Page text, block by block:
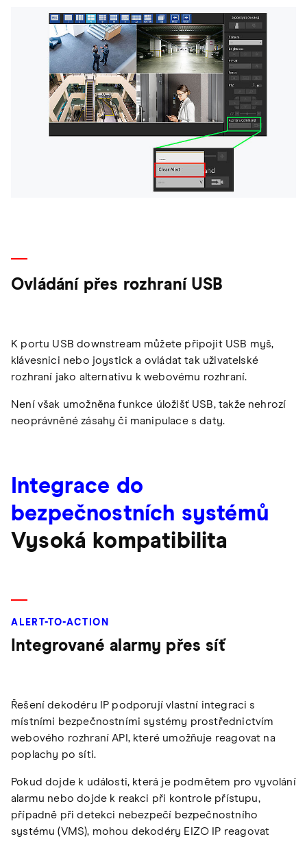
Ovládání přes rozhraní USB
K portu USB downstream můžete připojit USB myš,
klávesnici nebo joystick a ovládat tak uživatelské
rozhraní jako alternativu k webovému rozhraní.
Není však umožněna funkce úložišť USB, takže nehrozí
neoprávněné zásahy či manipulace s daty.
Integrace do
bezpečnostních systémů
Vysoká kompatibilita
ALERT-TO-ACTION
Integrované alarmy přes síť
Řešení dekodéru IP podporují vlastní integraci s
místními bezpečnostními systémy prostřednictvím
webového rozhraní API, které umožňuje reagovat na
poplachy po síti.
Pokud dojde k události, která je podmětem pro vyvolání
alarmu nebo dojde k reakci při kontrole přístupu,
případně při detekci nebezpečí bezpečnostního
systému (VMS), mohou dekodéry EIZO IP reagovat